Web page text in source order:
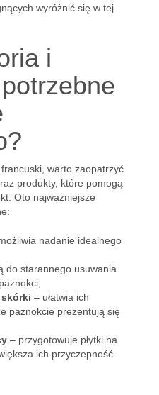
wyróżnić się w tej
i
warto zaopatrzyć
produkty, które pomogą
Oto najważniejsze
nadanie idealnego
do starannego usuwania
skórki – ułatwia ich
paznokcie prezentują się
– przygotowuje płytki na
ich przyczepność.